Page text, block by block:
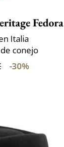
Fedora
Italia
conejo
-30%